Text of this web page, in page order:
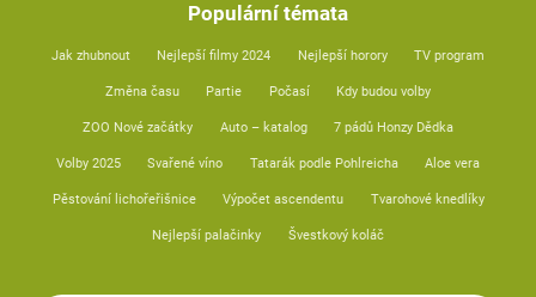
Populární témata
Jak zhubnout Nejlepší filmy 2024 Nejlepší horory TV program
Změna času Partie Počasí Kdy budou volby
ZOO Nové začátky Auto – katalog 7 pádů Honzy Dědka
Volby 2025 Svařené víno Tatarák podle Pohlreicha Aloe vera
Pěstování lichořeřišnice Výpočet ascendentu Tvarohové knedlíky
Nejlepší palačinky Švestkový koláč